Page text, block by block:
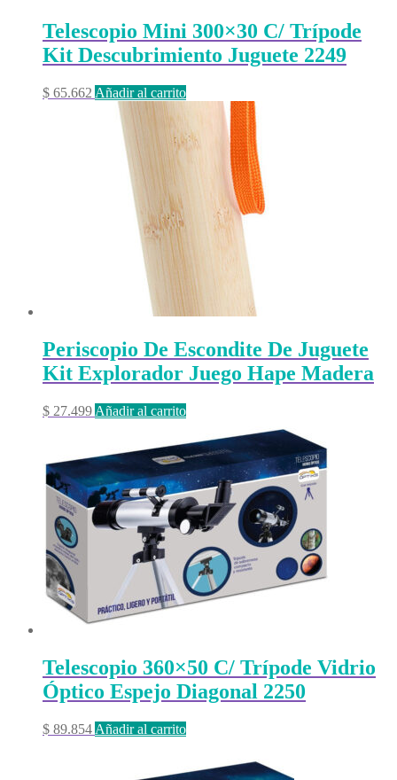
Telescopio Mini 300×30 C/ Trípode
Kit Descubrimiento Juguete 2249
$ 65.662 Añadir al carrito
Periscopio De Escondite De Juguete
Kit Explorador Juego Hape Madera
$ 27.499 Añadir al carrito
Telescopio 360×50 C/ Trípode Vidrio
Óptico Espejo Diagonal 2250
$ 89.854 Añadir al carrito